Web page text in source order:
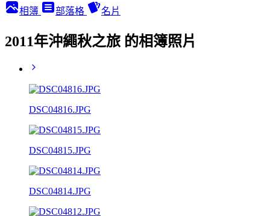
相簿 部落格 名片
2011年沖繩秋之旅 的相簿照片
DSC04816.JPG
DSC04815.JPG
DSC04814.JPG